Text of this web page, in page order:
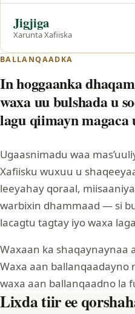
Xarunta Xafiiska
Jigjiga
BALLANQAADKA
In hoggaanka
waxa uu bulshada u
lagu qiimayn magaca
Ugaasnimadu waa
Xafiisku wuxuu u
leeyahay qoraal,
warbixin dhammaad — si
lacagtu tagtay iyo waxa
Waxaan ka shaqaynaynaa
Waxa aan ballanqaadayno
waxa aan ballanqaadno la
Lixda tiir ee